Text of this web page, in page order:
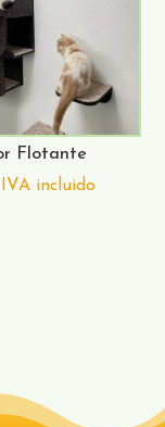
Flotante
IVA incluido